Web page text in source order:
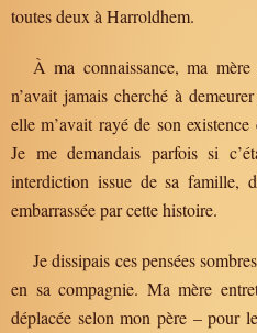
toutes deux à Harroldhem.
À ma connaissance, ma
n’avait jamais cherché à
elle m’avait rayé de son
Je me demandais parfois si
interdiction issue de sa famille,
embarrassée par cette histoire.
Je dissipais ces pensées
en sa compagnie. Ma mère
déplacée selon mon père – pour